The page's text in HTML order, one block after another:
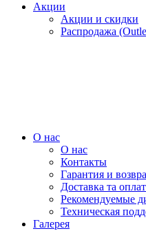
Акции
Акции и скидки
Распродажа
О нас
О нас
Контакты
Гарантия и
Доставка та
Рекомендуемые
Техническая
Галерея